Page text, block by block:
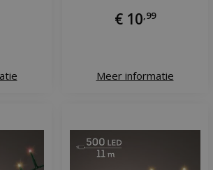
€ 10 99
Meer informatie